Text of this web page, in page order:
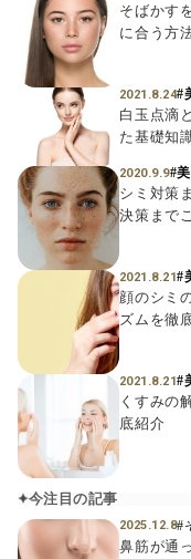
2021.8.21#
くすみの
底紹介
2021.8.21#
顔のシミ
ズムを徹
2020.9.9#
シミ対策
決策まで
2021.8.24#
白玉点滴
た基礎知
そばかす
に合う方
今注目の記事
2025.12.8#
鼻筋が通